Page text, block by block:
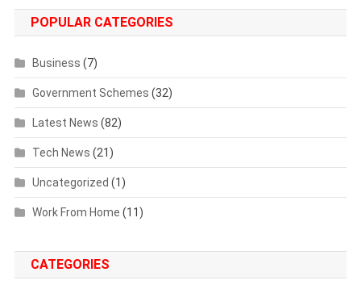
POPULAR CATEGORIES
Business (7)
Government Schemes (32)
Latest News (82)
Tech News (21)
Uncategorized (1)
Work From Home (11)
CATEGORIES